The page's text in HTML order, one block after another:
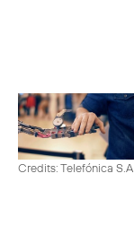
Credits: Telefónica S.A